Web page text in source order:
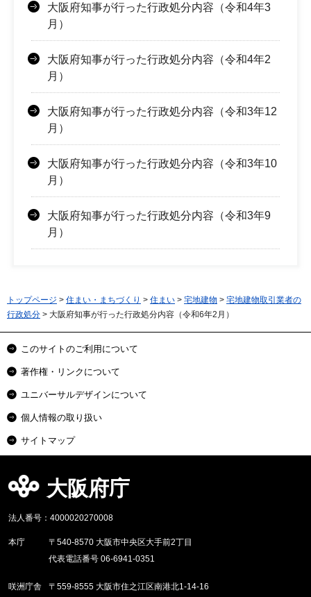
大阪府知事が行った行政処分内容（令和4年3
月）
大阪府知事が行った行政処分内容（令和4年2
月）
大阪府知事が行った行政処分内容（令和3年12
月）
大阪府知事が行った行政処分内容（令和3年10
月）
大阪府知事が行った行政処分内容（令和3年9
月）
トップページ > 住まい・まちづくり > 住まい > 宅地建物 > 宅地建物取引業者の
行政処分 > 大阪府知事が行った行政処分内容（令和6年2月）
このサイトのご利用について
著作権・リンクについて
ユニバーサルデザインについて
個人情報の取り扱い
サイトマップ
大阪府庁
法人番号：4000020270008
本庁
〒540-8570 大阪市中央区大手前2丁目
代表電話番号 06-6941-0351
咲洲庁舎 〒559-8555 大阪市住之江区南港北1-14-16